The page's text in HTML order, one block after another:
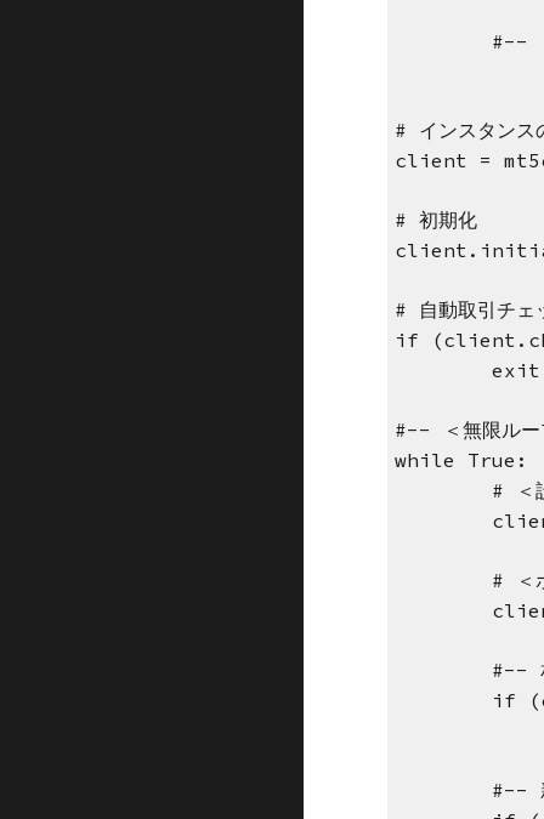
#--
# インスタンス
client =
# 初期化
# 自動取引チェ
if
#-- ＜無限ルー
while True:
# ＜
# ＜
#--
if
#--